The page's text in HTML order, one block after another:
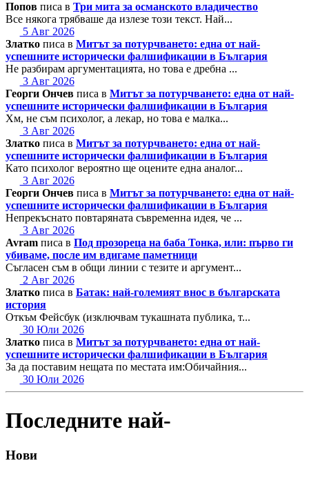
Попов писа в Три мита за османското владичество
Все някога трябваше да излезе този текст. Най...
5 Авг 2026
Златко писа в Митът за потурчването: една от най-
успешните исторически фалшификации в България
Не разбирам аргументацията, но това е дребна ...
3 Авг 2026
Георги Ончев писа в Митът за потурчването: една от най-
успешните исторически фалшификации в България
Хм, не съм психолог, а лекар, но това е малка...
3 Авг 2026
Златко писа в Митът за потурчването: една от най-
успешните исторически фалшификации в България
Като психолог вероятно ще оцените една аналог...
3 Авг 2026
Георги Ончев писа в Митът за потурчването: една от най-
успешните исторически фалшификации в България
Непрекъснато повтаряната съвременна идея, че ...
3 Авг 2026
Avram писа в Под прозореца на баба Тонка, или: първо ги
убиваме, после им вдигаме паметници
Съгласен съм в общи линии с тезите и аргумент...
2 Авг 2026
Златко писа в Батак: най-големият внос в българската
история
Откъм Фейсбук (изключвам тукашната публика, т...
30 Юли 2026
Златко писа в Митът за потурчването: една от най-
успешните исторически фалшификации в България
За да поставим нещата по местата им:Обичайния...
30 Юли 2026
Последните най-
Нови